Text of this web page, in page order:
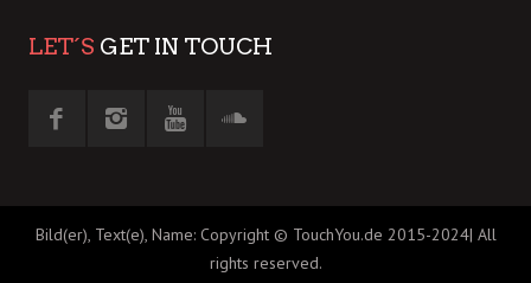
LET´S GET IN TOUCH
Bild(er), Text(e), Name: Copyright © TouchYou.de 2015-2024| All
rights reserved.